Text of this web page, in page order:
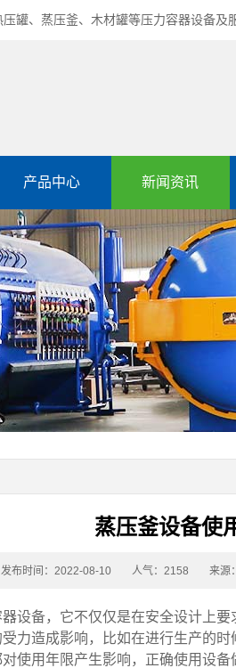
罐、蒸压釜、木材罐等压力容器设备及
产品中心 新闻资讯
蒸压釜设备使
发布时间：2022-08-10 人气：2158 来源
备，它不仅仅是在安全设计上要
力造成影响，比如在进行生产的
使用年限产生影响，正确使用设